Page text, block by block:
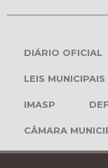
DIÁRIO OFICIAL
LEIS MUNICIPAIS
IMASP
CÂMARA